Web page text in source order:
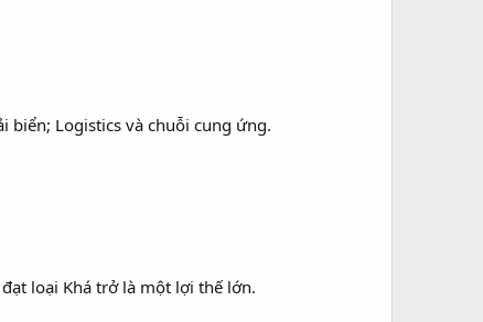
biển; Logistics và chuỗi cung ứng.
loại Khá trở là một lợi thế lớn.